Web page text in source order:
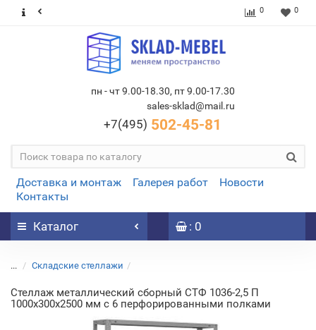
0 0
пн - чт 9.00-18.30, пт 9.00-17.30
sales-sklad@mail.ru
+7(495) 502-45-81
Доставка и монтаж Галерея работ
Новости
Контакты
Каталог : 0
... Складские стеллажи
Стеллаж металлический сборный СТФ 1036-2,5 П
1000х300х2500 мм с 6 перфорированными полками